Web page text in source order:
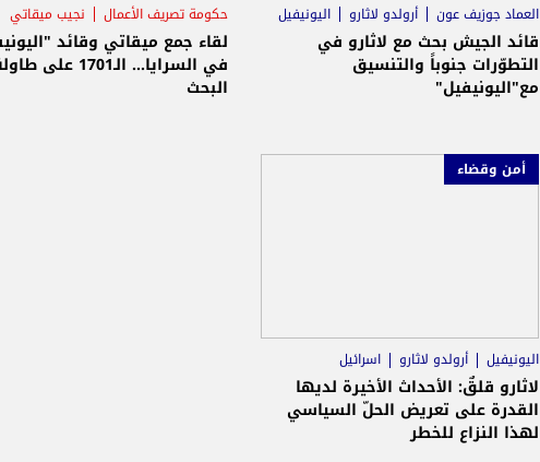
العماد جوزيف عون أرولدو لاثارو اليونيفيل
قائد الجيش بحث مع لاثارو في
التطوّرات جنوباً والتنسيق
مع"اليونيفيل"
حكومة تصريف الأعمال
نجيب ميقاتي
اليونيفيل
لقاء جمع ميقاتي وقائد
في السرايا... الـ1701 على
البحث
أمن وقضاء
اليونيفيل أرولدو لاثارو اسرائيل
لاثارو قلقٌ: الأحداث الأخيرة لديها
القدرة على تعريض الحلّ السياسي
لهذا النزاع للخطر